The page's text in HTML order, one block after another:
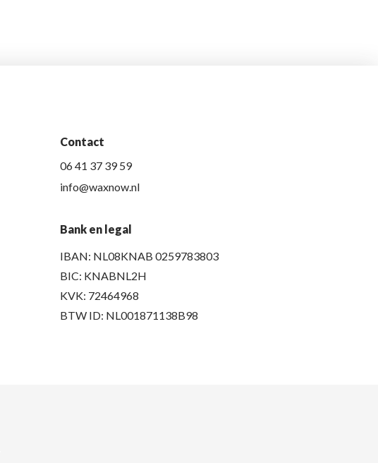
Contact
06 41 37 39 59
info@waxnow.nl
Bank en legal
IBAN: NL08KNAB 0259783803
BIC: KNABNL2H
KVK: 72464968
BTW ID: NL001871138B98